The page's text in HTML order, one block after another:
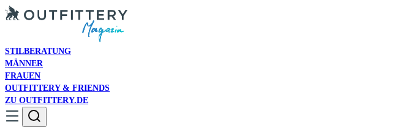
STILBERATUNG
MÄNNER
FRAUEN
OUTFITTERY & FRIENDS
ZU OUTFITTERY.DE